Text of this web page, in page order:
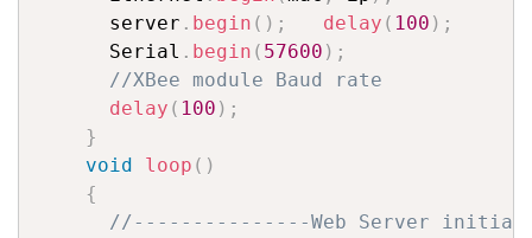
      server
. begin ( ) ; delay ( 100 ) ;
      Serial
. begin ( 57600 ) ;
//XBee module Baud rate
delay ( 100 ) ;
}
void
loop ( )
{
//---------------Web Server